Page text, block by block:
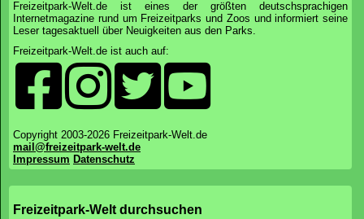
Freizeitpark-Welt.de ist eines der größten deutschsprachigen
Internetmagazine rund um Freizeitparks und Zoos und informiert seine
Leser tagesaktuell über Neuigkeiten aus den Parks.
Freizeitpark-Welt.de ist auch auf:
Copyright 2003-2026 Freizeitpark-Welt.de
mail@freizeitpark-welt.de
Impressum Datenschutz
Freizeitpark-Welt durchsuchen